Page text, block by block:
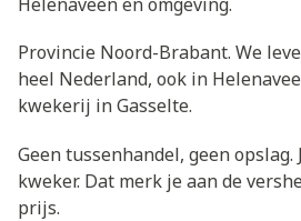
Provincie Noord-Brabant. We
heel Nederland, ook in
kwekerij in Gasselte.
Geen tussenhandel, geen
kweker. Dat merk je aan de
prijs.